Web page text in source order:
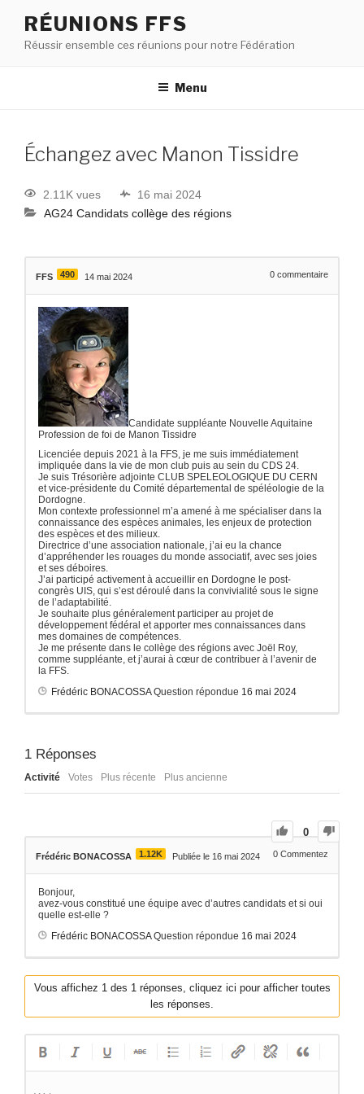
RÉUNIONS FFS
Réussir ensemble ces réunions pour notre Fédération
Menu
Échangez avec Manon Tissidre
2.11K vues
16 mai 2024
AG24 Candidats collège des régions
FFS 490 14 mai 2024 0 commentaire
Candidate suppléante Nouvelle Aquitaine
Profession de foi de Manon Tissidre
Licenciée depuis 2021 à la FFS, je me suis immédiatement
impliquée dans la vie de mon club puis au sein du CDS 24.
Je suis Trésorière adjointe CLUB SPELEOLOGIQUE DU CERN
et vice-présidente du Comité départemental de spéléologie de la
Dordogne.
Mon contexte professionnel m’a amené à me spécialiser dans la
connaissance des espèces animales, les enjeux de protection
des espèces et des milieux.
Directrice d’une association nationale, j’ai eu la chance
d’appréhender les rouages du monde associatif, avec ses joies
et ses déboires.
J’ai participé activement à accueillir en Dordogne le post-
congrès UIS, qui s’est déroulé dans la convivialité sous le signe
de l’adaptabilité.
Je souhaite plus généralement participer au projet de
développement fédéral et apporter mes connaissances dans
mes domaines de compétences.
Je me présente dans le collège des régions avec Joël Roy,
comme suppléante, et j’aurai à cœur de contribuer à l’avenir de
la FFS.
Frédéric BONACOSSAQuestion répondue 16 mai 2024
1 Réponses
Activité Votes Plus récente Plus ancienne
0
Frédéric BONACOSSA 1.12K Publiée le 16 mai 2024 0 Commentez
Bonjour,
avez-vous constitué une équipe avec d’autres candidats et si oui
quelle est-elle ?
Frédéric BONACOSSAQuestion répondue 16 mai 2024
Vous affichez 1 des 1 réponses, cliquez ici pour afficher toutes
les réponses.